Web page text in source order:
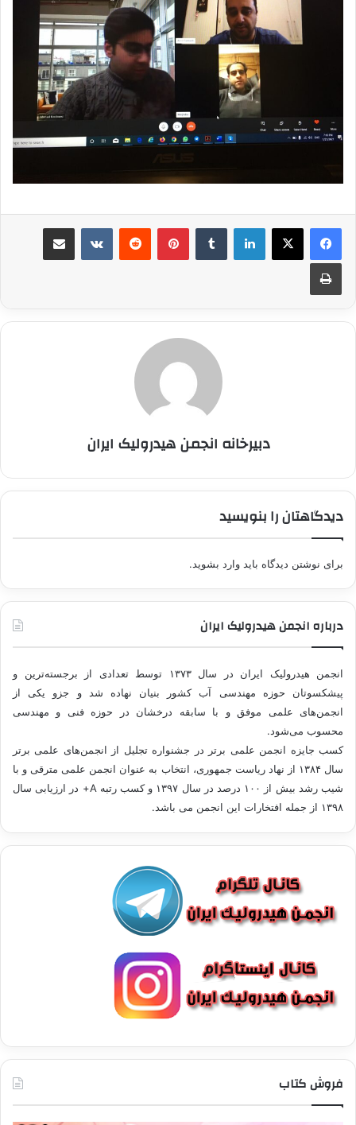
لینکدین ‫تامبلر ‫پین‌ترست‫رددیت ‫VKontakteرایانامه
چاپ
دبیرخانه انجمن هیدرولیک ایران
دیدگاهتان را بنویسید
برای نوشتن دیدگاه باید وارد بشوید.
درباره انجمن هیدرولیک ایران
انجمن هیدرولیک ایران در سال ۱۳۷۳ توسط تعدادی از برجسته‌ترین و
پیشکسوتان حوزه مهندسی آب کشور بنیان نهاده شد و جزو یکی از
انجمن‌های علمی موفق و با سابقه درخشان در حوزه فنی و مهندسی
محسوب می‌شود.
کسب جایزه انجمن علمی برتر در جشنواره تجلیل از انجمن‌های علمی برتر
سال ۱۳۸۴ از نهاد ریاست جمهوری، انتخاب به عنوان انجمن علمی مترقی و با
شيب رشد بيش از ۱۰۰ درصد در سال ۱۳۹۷ و کسب رتبه A+ در ارزیابی سال
۱۳۹۸ از جمله افتخارات این انجمن می باشد.
فروش کتاب